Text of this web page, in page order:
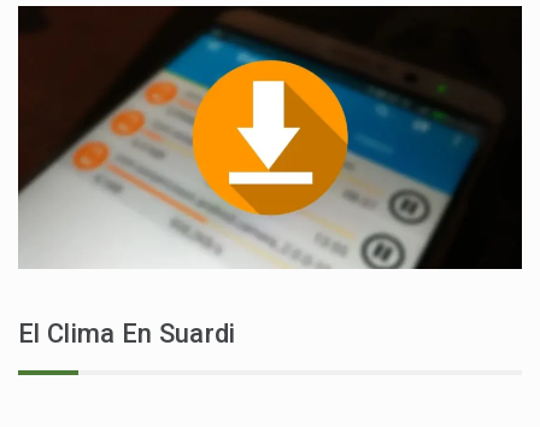
El Clima En Suardi